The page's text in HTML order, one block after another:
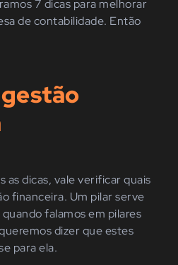
7 dicas para melhorar
de contabilidade. Então
as dicas, vale verificar quais
financeira. Um pilar serve
falamos em pilares
dizer que estes
para ela.